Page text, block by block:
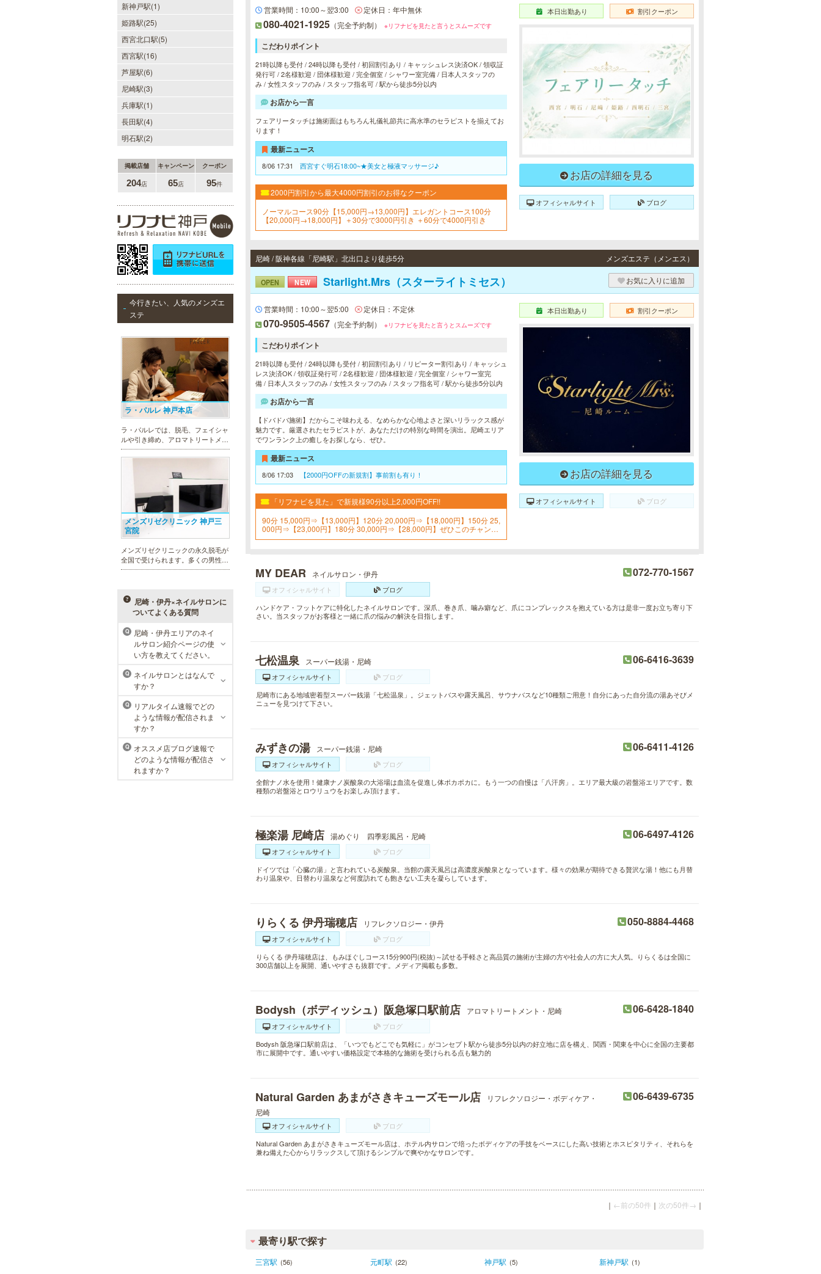
新神戸駅(1)
姫路駅(25)
西宮北口駅(5)
西宮駅(16)
芦屋駅(6)
尼崎駅(3)
兵庫駅(1)
長田駅(4)
明石駅(2)
掲載店舗 キャンペーン クーポン
204店 65店 95件
今行きたい、人気のメンズエ
ステ
ラ・パルレ 神戸本店
ラ・パルレでは、脱毛、フェイシャ
ルや引き締め、アロマトリートメン
ト、本格的なダイエットコース等、
幅広いメニューでお客様の美を応
回限定体験コースも多数取り揃えて
メンズリゼクリニック 神戸三
宮院
メンズリゼクリニックの永久脱毛が
全国で受けられます。多くの男性患
者様にご支持頂き、新宿1院から始
るクリニックになりました。
MEN’S TBC ミント神戸三宮店
メンズTBCは、ヒゲ脱毛やからだ脱
毛、ボディ引き締め、フェイシャル
等、清潔感を保ちたい方や、お手入
れを楽に済ませたい方を全力でサポ
ート致します。各種体験コースもご
用意し、お待ちしております。
尼崎・伊丹×ネイルサロンに
ついてよくある質問
Q
尼崎・伊丹エリアのネイ
ルサロン紹介ページの使
い方を教えてください。
Q
ネイルサロンとはなんで
すか？
Q
リアルタイム速報でどの
ような情報が配信されま
すか？
Q
オススメ店ブログ速報で
どのような情報が配信さ
れますか？
営業時間：10:00～翌3:00 定休日：年中無休
080-4021-1925 （完全予約制） ※リフナビを見たと言うとスムーズです
こだわりポイント
21時以降も受付 / 24時以降も受付 / 初回割引あり / キャッシュレス決済OK / 領収証
発行可 / 2名様歓迎 / 団体様歓迎 / 完全個室 / シャワー室完備 / 日本人スタッフの
み / 女性スタッフのみ / スタッフ指名可 / 駅から徒歩5分以内
お店から一言
フェアリータッチは施術面はもちろん礼儀礼節共に高水準のセラピストを揃えてお
ります！
最新ニュース
8/06 17:31 西宮すぐ明石18:00~★美女と極液マッサージ♪
2000円割引から最大4000円割引のお得なクーポン
ノーマルコース90分【15,000円→13,000円】エレガントコース100分
【20,000円→18,000円】＋30分で3000円引き ＋60分で4000円引き
本日出勤あり 割引クーポン
お店の詳細を見る
オフィシャルサイト ブログ
尼崎 / 阪神各線「尼崎駅」北出口より徒歩5分 メンズエステ（メンエス）
OPEN NEW Starlight.Mrs（スターライトミセス） お気に入りに追加
営業時間：10:00～翌5:00 定休日：不定休
070-9505-4567 （完全予約制） ※リフナビを見たと言うとスムーズです
こだわりポイント
21時以降も受付 / 24時以降も受付 / 初回割引あり / リピーター割引あり / キャッシュ
レス決済OK / 領収証発行可 / 2名様歓迎 / 団体様歓迎 / 完全個室 / シャワー室完
備 / 日本人スタッフのみ / 女性スタッフのみ / スタッフ指名可 / 駅から徒歩5分以内
お店から一言
【ドバドバ施術】だからこそ味わえる、なめらかな心地よさと深いリラックス感が
魅力です。厳選されたセラピストが、あなただけの特別な時間を演出。尼崎エリア
でワンランク上の癒しをお探しなら、ぜひ。
最新ニュース
8/06 17:03 【2000円OFFの新規割】事前割も有り！
「リフナビを見た」で新規様90分以上2,000円OFF!!
90分 15,000円⇒【13,000円】120分 20,000円⇒【18,000円】150分 25,
000円⇒【23,000円】180分 30,000円⇒【28,000円】ぜひこのチャンス
をお見逃しなく！
本日出勤あり 割引クーポン
お店の詳細を見る
オフィシャルサイト ブログ
MY DEAR ネイルサロン・伊丹 072-770-1567
オフィシャルサイト
ブログ
ハンドケア・フットケアに特化したネイルサロンです。深爪、巻き爪、噛み癖など、爪にコンプレックスを抱えている方は是非一度お立ち寄り下
さい。当スタッフがお客様と一緒に爪の悩みの解決を目指します。
七松温泉 スーパー銭湯・尼崎 06-6416-3639
オフィシャルサイト
ブログ
尼崎市にある地域密着型スーパー銭湯「七松温泉」。ジェットバスや露天風呂、サウナバスなど10種類ご用意！自分にあった自分流の湯あそびメ
ニューを見つけて下さい。
みずきの湯 スーパー銭湯・尼崎 06-6411-4126
オフィシャルサイト
ブログ
全館ナノ水を使用！健康ナノ炭酸泉の大浴場は血流を促進し体ポカポカに。もう一つの自慢は「八汗房」。エリア最大級の岩盤浴エリアです。数
種類の岩盤浴とロウリュウをお楽しみ頂けます。
極楽湯 尼崎店 湯めぐり 四季彩風呂・尼崎 06-6497-4126
オフィシャルサイト
ブログ
ドイツでは「心臓の湯」と言われている炭酸泉。当館の露天風呂は高濃度炭酸泉となっています。様々の効果が期待できる贅沢な湯！他にも月替
わり温泉や、日替わり温泉など何度訪れても飽きない工夫を凝らしています。
りらくる 伊丹瑞穂店 リフレクソロジー・伊丹 050-8884-4468
オフィシャルサイト
ブログ
りらくる 伊丹瑞穂店は、もみほぐしコース15分900円(税抜)～試せる手軽さと高品質の施術が主婦の方や社会人の方に大人気。りらくるは全国に
300店舗以上を展開、通いやすさも抜群です。メディア掲載も多数。
Bodysh（ボディッシュ）阪急塚口駅前店 アロマトリートメント・尼崎 06-6428-1840
オフィシャルサイト
ブログ
Bodysh 阪急塚口駅前店は、「いつでもどこでも気軽に」がコンセプト駅から徒歩5分以内の好立地に店を構え、関西・関東を中心に全国の主要都
市に展開中です。通いやすい価格設定で本格的な施術を受けられる点も魅力的
Natural Garden あまがさきキューズモール店
リフレクソロジー・ボディケア・
尼崎
06-6439-6735
オフィシャルサイト
ブログ
Natural Garden あまがさきキューズモール店は、ホテル内サロンで培ったボディケアの手技をベースにした高い技術とホスピタリティ、それらを
兼ね備えた心からリラックスして頂けるシンプルで爽やかなサロンです。
｜ ←前の50件 ｜ 次の50件→ ｜
最寄り駅で探す
三宮駅 (56) 元町駅 (22) 神戸駅 (5) 新神戸駅 (1)